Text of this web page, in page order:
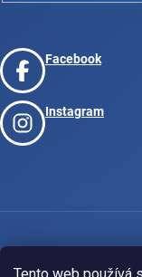
Facebook
Instagram